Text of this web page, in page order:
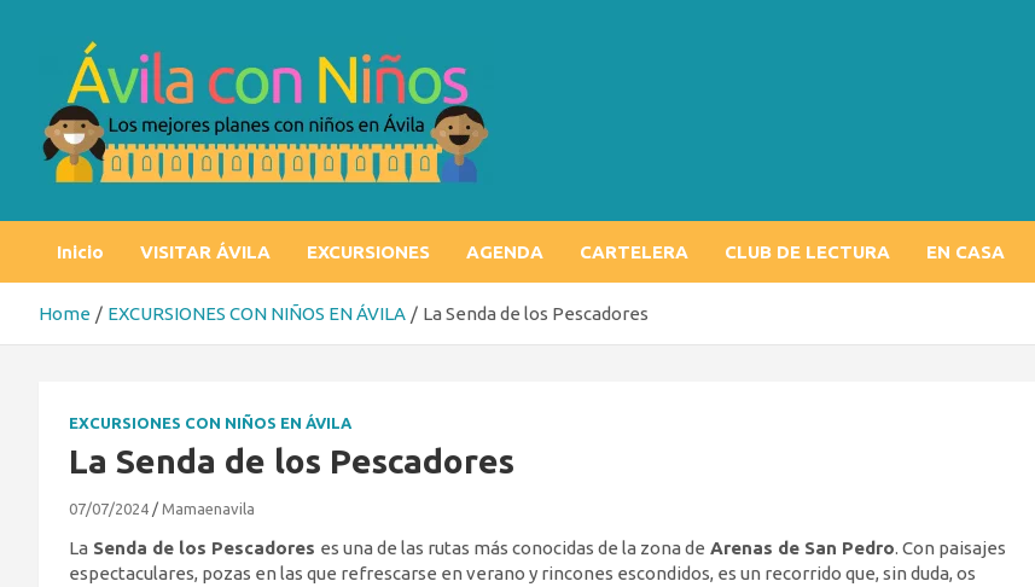
Inicio VISITAR ÁVILA EXCURSIONES AGENDA CARTELERA CLUB DE LECTURA EN CASA
Home EXCURSIONES CON NIÑOS EN ÁVILA La Senda de los Pescadores
EXCURSIONES CON NIÑOS EN ÁVILA
La Senda de los Pescadores
07/07/2024 Mamaenavila
La Senda de los Pescadores es una de las rutas más conocidas de la zona de Arenas de San Pedro. Con paisajes
espectaculares, pozas en las que refrescarse en verano y rincones escondidos, es un recorrido que, sin duda, os